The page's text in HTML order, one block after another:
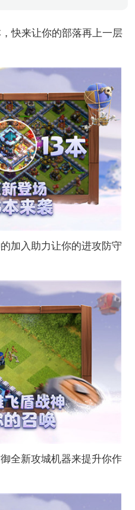
来让你的部落再上一层
入助力让你的进攻防守
新攻城机器来提升你作